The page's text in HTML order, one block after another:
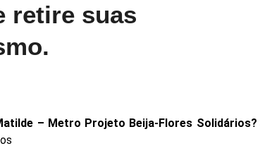
retire suas
– Metro Projeto Beija-Flores Solidários?